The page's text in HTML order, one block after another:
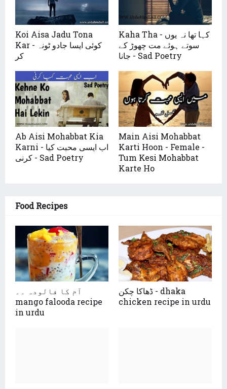
Koi Aisa Jadu Tona
Kar - کوئی ایسا جادو ٹونہ
کر
Kaha Tha - کہا تھا نہ یوں
سوتے ہوئے مت چھوڑ کے
جانا - Sad Poetry
Ab Aisi Mohabbat Kia
Karni - اب ایسی محبت کیا
کرنی - Sad Poetry
Main Aisi Mohabbat
Karti Hoon - Female -
Tum Kesi Mohabbat
Karte Ho
Food Recipes
آم کا فالودہ ۔۔
mango falooda recipe
in urdu
ڈھاکا چکن - dhaka
chicken recipe in urdu